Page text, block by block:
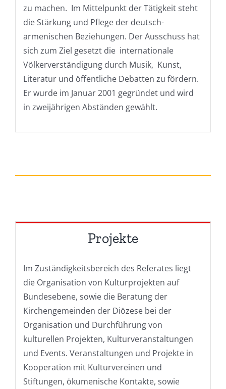
zu machen. Im Mittelpunkt der Tätigkeit steht
die Stärkung und Pflege der deutsch-
armenischen Beziehungen. Der Ausschuss hat
sich zum Ziel gesetzt die internationale
Völkerverständigung durch Musik, Kunst,
Literatur und öffentliche Debatten zu fördern.
Er wurde im Januar 2001 gegründet und wird
in zweijährigen Abständen gewählt.
Projekte
Im Zuständigkeitsbereich des Referates liegt
die Organisation von Kulturprojekten auf
Bundesebene, sowie die Beratung der
Kirchengemeinden der Diözese bei der
Organisation und Durchführung von
kulturellen Projekten, Kulturveranstaltungen
und Events. Veranstaltungen und Projekte in
Kooperation mit Kulturvereinen und
Stiftungen, ökumenische Kontakte, sowie